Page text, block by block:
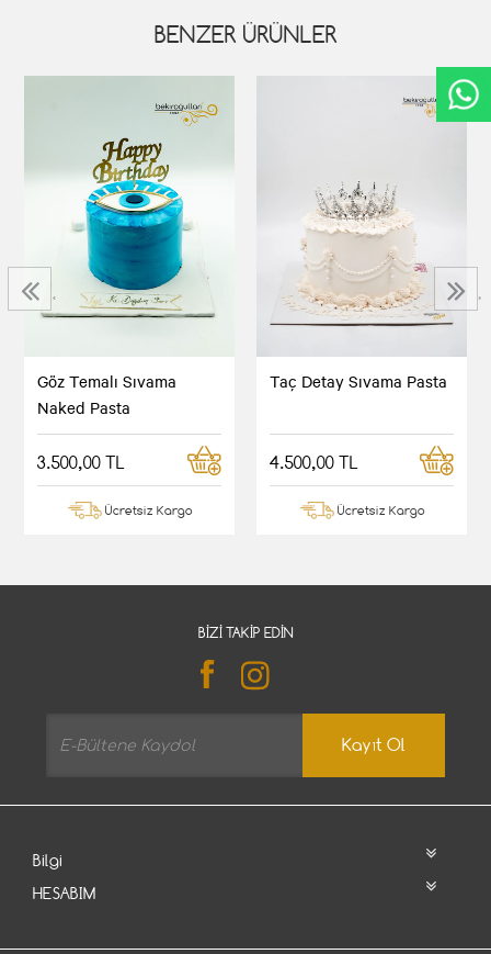
BENZER ÜRÜNLER
Göz Temalı Sıvama
Naked Pasta
3.500,00 TL
Ücretsiz Kargo
Taç Detay Sıvama Pasta
4.500,00 TL
Ücretsiz Kargo
‹ ›
BIZI TAKIP EDIN
Kayıt Ol
Bilgi
HESABIM